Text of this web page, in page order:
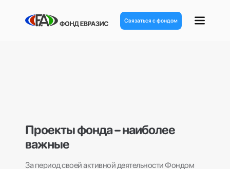
Связаться с фондом
Проекты фонда – наиболее
важные
За период своей активной деятельности Фондом